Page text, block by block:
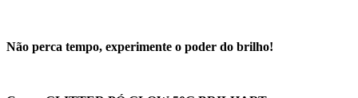
Não perca tempo, experimente o poder do brilho!